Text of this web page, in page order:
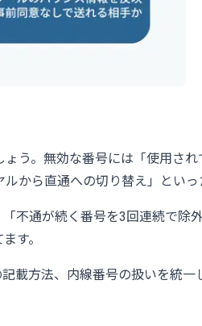
う。無効な番号には「使用さ
から直通への切り替え」といっ
不通が続く番号を3回連続で除
す。
載方法、内線番号の扱いを統一